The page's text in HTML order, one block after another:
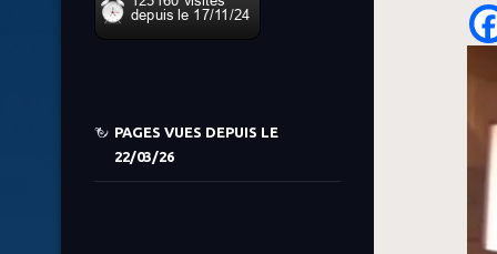
PAGES VUES DEPUIS LE
22/03/26